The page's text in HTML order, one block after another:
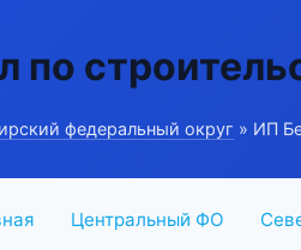
по
федеральный округ » ИП
Центральный ФО